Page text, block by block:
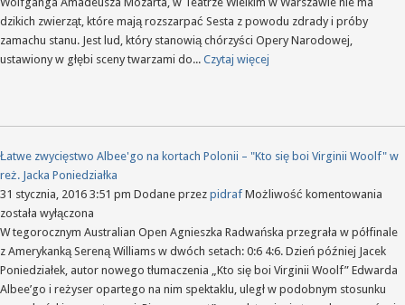
w
dzikich zwierząt, które mają rozszarpać Sesta z powodu zdrady i próby
zamachu stanu. Jest lud, który stanowią chórzyści Opery Narodowej,
ustawiony w głębi sceny twarzami do... Czytaj więcej
Łatwe zwycięstwo Albee'go na kortach Polonii – "Kto się boi Virginii Woolf" w
reż. Jacka Poniedziałka
31 stycznia, 2016 3:51 pm Dodane przez pidraf Możliwość komentowania
na
została wyłączona
W tegorocznym Australian Open Agnieszka Radwańska przegrała w półfinale
z Amerykanką Sereną Williams w dwóch setach: 0:6 4:6. Dzień później Jacek
Poniedziałek, autor nowego tłumaczenia „Kto się boi Virginii Woolf” Edwarda
Albee’go i reżyser opartego na nim spektaklu, uległ w podobnym stosunku